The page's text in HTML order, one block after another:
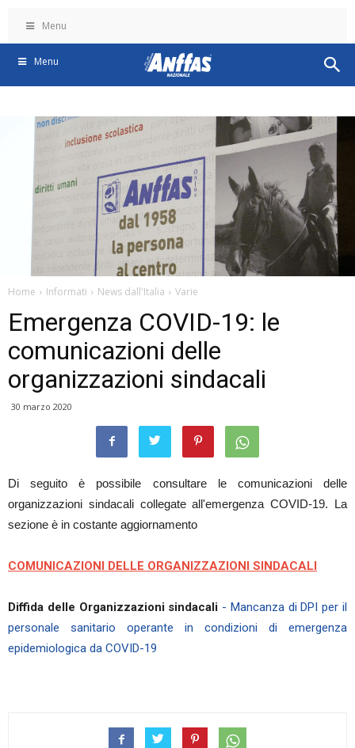
Menu
Menu
Home Informati News dall'Italia Varie
Emergenza COVID-19: le
comunicazioni delle
organizzazioni sindacali
30 marzo 2020
Di seguito è possibile consultare le comunicazioni delle
organizzazioni sindacali collegate all'emergenza COVID-19. La
sezione è in costante aggiornamento
COMUNICAZIONI DELLE ORGANIZZAZIONI SINDACALI
Diffida delle Organizzazioni sindacali - Mancanza di DPI per il
personale sanitario operante in condizioni di emergenza
epidemiologica da COVID-19